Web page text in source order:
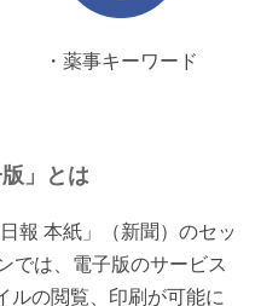
・薬事キーワード
」とは
報 本紙」（新聞）のセッ
では、電子版のサービス
ルの閲覧、印刷が可能に